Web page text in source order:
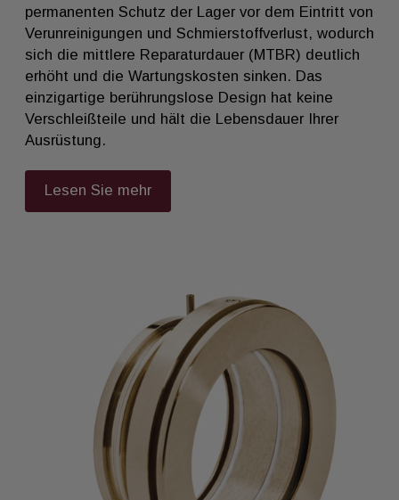
permanenten Schutz der Lager vor dem Eintritt von
Verunreinigungen und Schmierstoffverlust, wodurch
sich die mittlere Reparaturdauer (MTBR) deutlich
erhöht und die Wartungskosten sinken. Das
einzigartige berührungslose Design hat keine
Verschleißteile und hält die Lebensdauer Ihrer
Ausrüstung.
Lesen Sie mehr